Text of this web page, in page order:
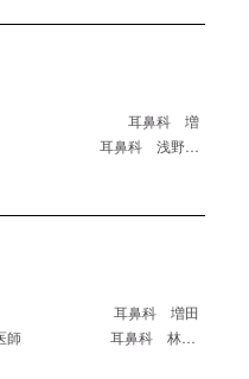
部医師 耳鼻科 増
師 耳鼻科 浅野…
医師 耳鼻科 増田
津医師 耳鼻科 林…